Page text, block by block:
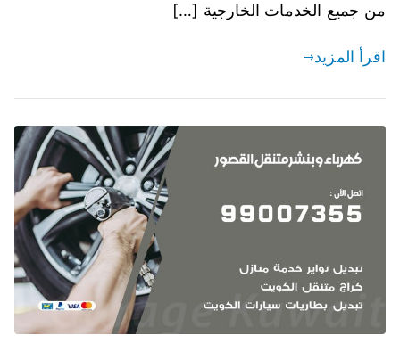
من جميع الخدمات الخارجية […]
اقرأ المزيد